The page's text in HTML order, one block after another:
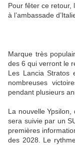
Pour fêter ce retour,
à l’ambassade
Marque très
des 6 qui verront le
Les Lancia Stratos
nombreuses
pendant plusieurs
La nouvelle
sera suivie par un
premières
des 2028. Le